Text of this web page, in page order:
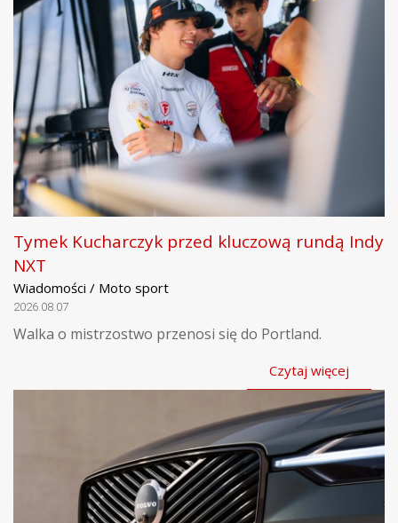
Tymek Kucharczyk przed kluczową rundą Indy
NXT
Wiadomości / Moto sport
2026.08.07
Walka o mistrzostwo przenosi się do Portland.
Czytaj więcej